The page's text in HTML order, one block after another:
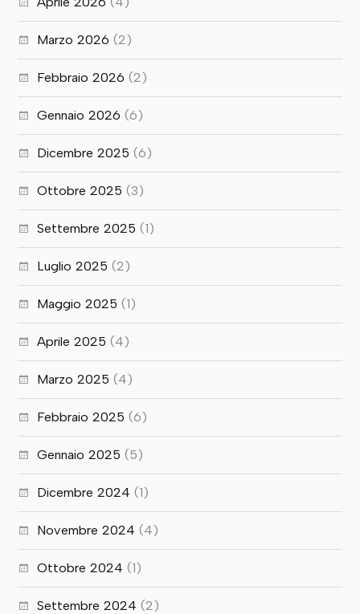
Marzo 2026 (2)
Febbraio 2026 (2)
Gennaio 2026 (6)
Dicembre 2025 (6)
Ottobre 2025 (3)
Settembre 2025 (1)
Luglio 2025 (2)
Maggio 2025 (1)
Aprile 2025 (4)
Marzo 2025 (4)
Febbraio 2025 (6)
Gennaio 2025 (5)
Dicembre 2024 (1)
Novembre 2024 (4)
Ottobre 2024 (1)
Settembre 2024 (2)